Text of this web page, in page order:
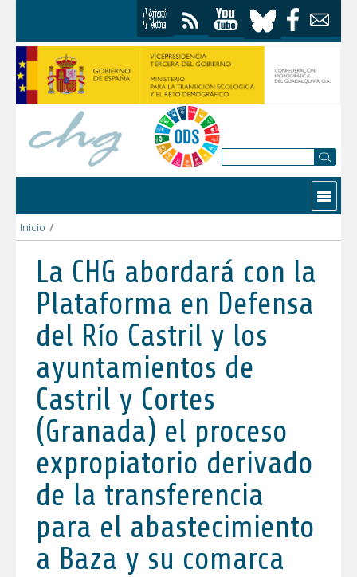
Contactar
Inicio /
La CHG abordará con la
Plataforma en Defensa
del Río Castril y los
ayuntamientos de
Castril y Cortes
(Granada) el proceso
expropiatorio derivado
de la transferencia
para el abastecimiento
a Baza y su comarca